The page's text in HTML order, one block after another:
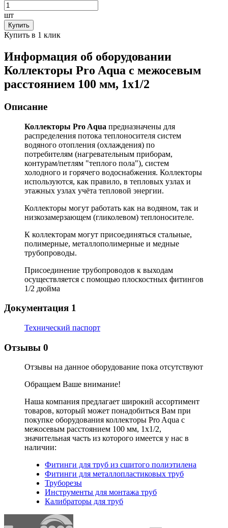
шт
Купить
Купить в 1 клик
Информация об оборудовании
Коллекторы Pro Aqua с межосевым
расстоянием 100 мм, 1x1/2
Описание
Коллекторы Pro Aqua предназначены для
распределения потока теплоносителя систем
водяного отопления (охлаждения) по
потребителям (нагревательным приборам,
контурам/петлям "теплого пола"), систем
холодного и горячего водоснабжения. Коллекторы
используются, как правило, в тепловых узлах и
этажных узлах учёта тепловой энергии.
Коллекторы могут работать как на водяном, так и
низкозамерзающем (гликолевом) теплоносителе.
К коллекторам могут присоединяться стальные,
полимерные, металлополимерные и медные
трубопроводы.
Присоединение трубопроводов к выходам
осуществляется с помощью плоскостных фитингов
1/2 дюйма
Документация 1
Технический паспорт
Отзывы 0
Отзывы на данное оборудование пока отсутствуют
Обращаем Ваше внимание!
Наша компания предлагает широкий ассортимент
товаров, который может понадобиться Вам при
покупке оборудования коллекторы Pro Aqua с
межосевым расстоянием 100 мм, 1x1/2,
значительная часть из которого имеется у нас в
наличии:
Фитинги для труб из сшитого полиэтилена
Фитинги для металлопластиковых труб
Труборезы
Инструменты для монтажа труб
Калибраторы для труб